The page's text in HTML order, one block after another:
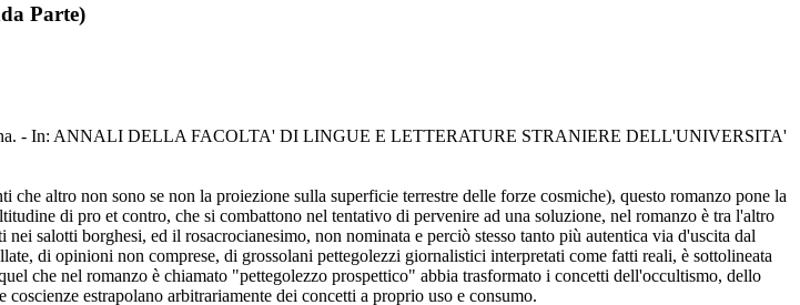
Parte)
Lena. - In: ANNALI DELLA FACOLTA' DI LINGUE E LETTERATURE STRANIERE DELL'UNIVERSITA'
altro non sono se non la proiezione sulla superficie terrestre delle forze cosmiche), questo romanzo pone la
di pro et contro, che si combattono nel tentativo di pervenire ad una soluzione, nel romanzo è tra l'altro
salotti borghesi, ed il rosacrocianesimo, non nominata e perciò stesso tanto più autentica via d'uscita dal
di opinioni non comprese, di grossolani pettegolezzi giornalistici interpretati come fatti reali, è sottolineata
che nel romanzo è chiamato "pettegolezzo prospettico" abbia trasformato i concetti dell'occultismo, dello
estrapolano arbitrariamente dei concetti a proprio uso e consumo.